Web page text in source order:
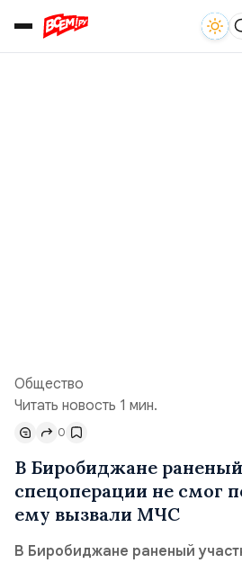
Общество
Читать новость 1 мин.
0
В Биробиджане
спецоперации не смог
ему вызвали МЧС
В Биробиджане раненый